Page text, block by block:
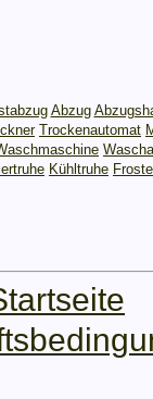
Abzug
Trockenautomat
Kühltruhe